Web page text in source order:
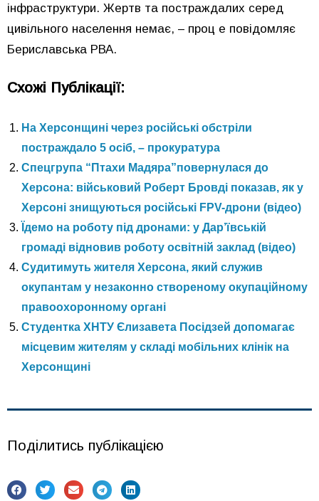
інфраструктури. Жертв та постраждалих серед
цивільного населення немає, – проц е повідомляє
Бериславська РВА.
Схожі Публікації:
На Херсонщині через російські обстріли
постраждало 5 осіб, – прокуратура
Спецгрупа “Птахи Мадяра”повернулася до
Херсона: військовий Роберт Бровді показав, як у
Херсоні знищуються російські FPV-дрони (відео)
Їдемо на роботу під дронами: у Дар’ївській
громаді відновив роботу освітній заклад (відео)
Судитимуть жителя Херсона, який служив
окупантам у незаконно створеному окупаційному
правоохоронному органі
Студентка ХНТУ Єлизавета Посідзей допомагає
місцевим жителям у складі мобільних клінік на
Херсонщині
Поділитись публікацією